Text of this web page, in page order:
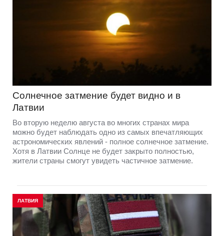
Солнечное затмение будет видно и в
Латвии
Во вторую неделю августа во многих странах мира
можно будет наблюдать одно из самых впечатляющих
астрономических явлений - полное солнечное затмение.
Хотя в Латвии Солнце не будет закрыто полностью,
жители страны смогут увидеть частичное затмение.
ЛАТВИЯ